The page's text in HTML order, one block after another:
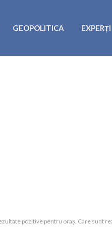
GEOPOLITICA EXPERȚI
pozitive pentru oraș. Care sunt